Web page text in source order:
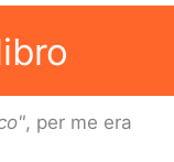
, per me era